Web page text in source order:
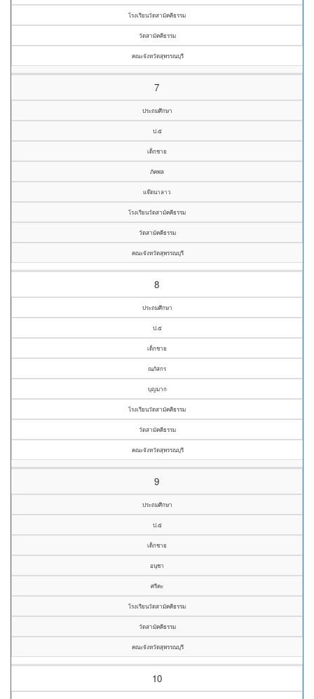
โรงเรียนวัดสามัคคีธรรม
วัดสามัคคีธรรม
คณะจังหวัดสุพรรณบุรี
7
ประถมศึกษา
ป.๕
เด็กชาย
ภัคพล
แจ๊ดนาลาว
โรงเรียนวัดสามัคคีธรรม
วัดสามัคคีธรรม
คณะจังหวัดสุพรรณบุรี
8
ประถมศึกษา
ป.๕
เด็กชาย
ณภัสกร
บุญมาก
โรงเรียนวัดสามัคคีธรรม
วัดสามัคคีธรรม
คณะจังหวัดสุพรรณบุรี
9
ประถมศึกษา
ป.๕
เด็กชาย
อนุชา
ศรีคะ
โรงเรียนวัดสามัคคีธรรม
วัดสามัคคีธรรม
คณะจังหวัดสุพรรณบุรี
10